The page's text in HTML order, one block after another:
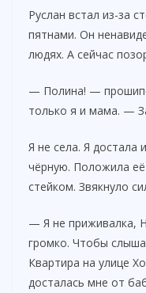
Руслан встал из-за
пятнами. Он
людях. А сейчас
— Полина! —
только я и мама. —
Я не села. Я достала
чёрную. Положила
стейком. Звякнуло
— Я не приживалка,
громко. Чтобы
Квартира на улице
досталась мне от